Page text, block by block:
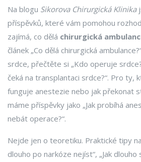
Na blogu Sikorova Chirurgická Klinika
příspěvků, které vám pomohou
zajímá, co dělá chirurgická
článek „Co dělá chirurgická
srdce, přečtěte si „Kdo operuje
čeká na transplantaci srdce?“. Pro ty,
funguje anestezie nebo jak překonat
máme příspěvky jako „Jak probíhá
nebát operace?“.
Nejde jen o teoretiku. Praktické tipy
dlouho po narkóze nejíst“, „Jak dlouho